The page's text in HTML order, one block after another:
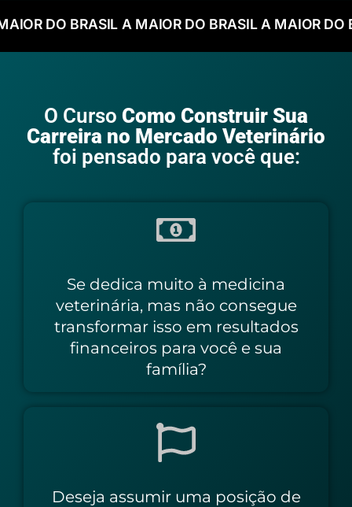
DO BRASIL A MAIOR DO BRASIL A MAIOR DO
O Curso Como Construir Sua
Carreira no Mercado Veterinário
foi pensado para você que:
Se dedica muito à medicina
veterinária, mas não consegue
transformar isso em resultados
financeiros para você e sua
família?
Deseja assumir uma posição de